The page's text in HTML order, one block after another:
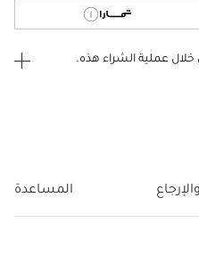
عملية الشراء هذه.
المساعدة